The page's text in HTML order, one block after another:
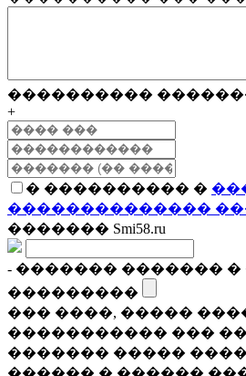
����������
+
� ���������� �
��������������
������� Smi58.ru
- ������� �������
���������
��� ����, �����
����������� ���
������� �����
������ � ������